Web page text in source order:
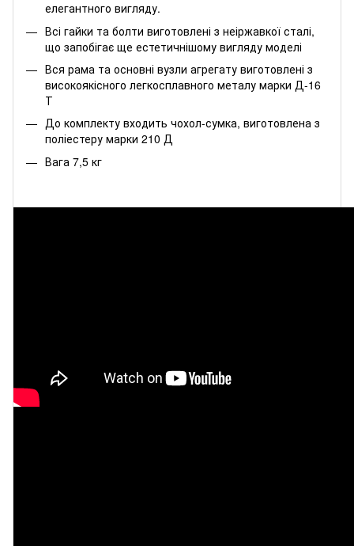
елегантного вигляду.
Всі гайки та болти виготовлені з неіржавкої сталі,
що запобігає ще естетичнішому вигляду моделі
Вся рама та основні вузли агрегату виготовлені з
високоякісного легкосплавного металу марки Д-16
Т
До комплекту входить чохол-сумка, виготовлена з
поліестеру марки 210 Д
Вага 7,5 кг